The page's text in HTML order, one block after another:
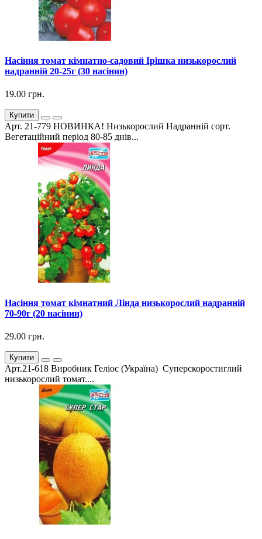
Насіння томат кімнатно-садовий Ірішка низькорослий
надранній 20-25г (30 насінин)
19.00 грн.
Купити
Арт. 21-779 НОВИНКА! Низькорослий Надранній сорт.
Вегетаційний період 80-85 днів...
Насіння томат кімнатний Лінда низькорослий надранній
70-90г (20 насінин)
29.00 грн.
Купити
Арт.21-618 Виробник Геліос (Україна) Суперскоростиглий
низькорослий томат....